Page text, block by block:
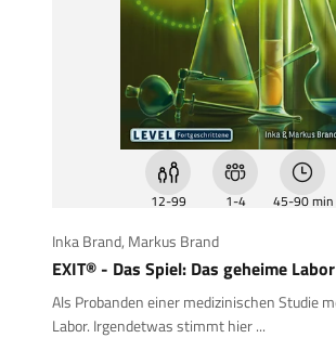
12-99 1-4 45-90 min
Inka Brand, Markus Brand
EXIT® - Das Spiel: Das geheime Labor
Als Probanden einer medizinischen Studie
Labor. Irgendetwas stimmt hier ...